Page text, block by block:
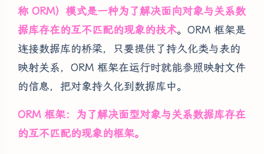
称 ORM）模式是一种为了解决面向对象与关系数
据库存在的互不匹配的现象的技术。ORM 框架是
连接数据库的桥梁，只要提供了持久化类与表的
映射关系，ORM 框架在运行时就能参照映射文件
的信息，把对象持久化到数据库中。
ORM 框架：为了解决面型对象与关系数据库存在
的互不匹配的现象的框架。